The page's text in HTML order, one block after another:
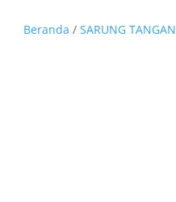
Beranda / SARUNG TANGAN